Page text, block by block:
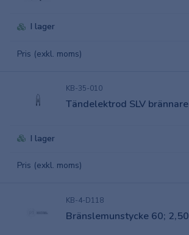
I lager
Pris (exkl. moms)
KB-35-010
Tändelektrod SLV brännare
I lager
Pris (exkl. moms)
KB-4-D118
Bränslemunstycke 60; 2,50